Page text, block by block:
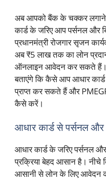
अब आपको बैंक के चक्कर लगाने
कार्ड के जरिए आप पर्सनल और
प्रधानमंत्री रोजगार सृजन
अब ₹5 लाख तक का लोन
ऑनलाइन आवेदन कर सकते
बताएंगे कि कैसे आप आधार
प्राप्त कर सकते हैं और
कैसे करें।
आधार कार्ड से पर्सनल
आधार कार्ड के जरिए पर्सनल
प्रक्रिया बेहद आसान है। नीचे
आसानी से लोन के लिए आवेदन